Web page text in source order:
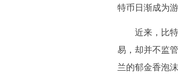
特币日渐成为
近来，比特
易，却并不监
兰的郁金香泡